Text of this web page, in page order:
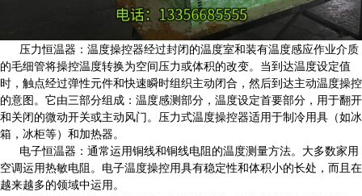
压力恒温器： 温度操控器经过封闭的温度室和装有温度感应作业介质
的毛细管将操控温度转换为空间压力或体积的改变。当到达温度设定值
时，触点经过弹性元件和快速瞬时组织主动闭合，然后到达主动温度操控
的意图。它由三部分组成：温度感测部分，温度设定首要部分，用于翻开
和关闭的微动开关或主动风门。压力式温度操控器适用于制冷用具（如冰
箱，冰柜等）和加热器。
电子恒温器： 通常运用铜线和铜线电阻的温度测量方法。大多数家用
空调运用热敏电阻。电子温度操控用具有稳定性和体积小的长处，而且在
越来越多的领域中运用。